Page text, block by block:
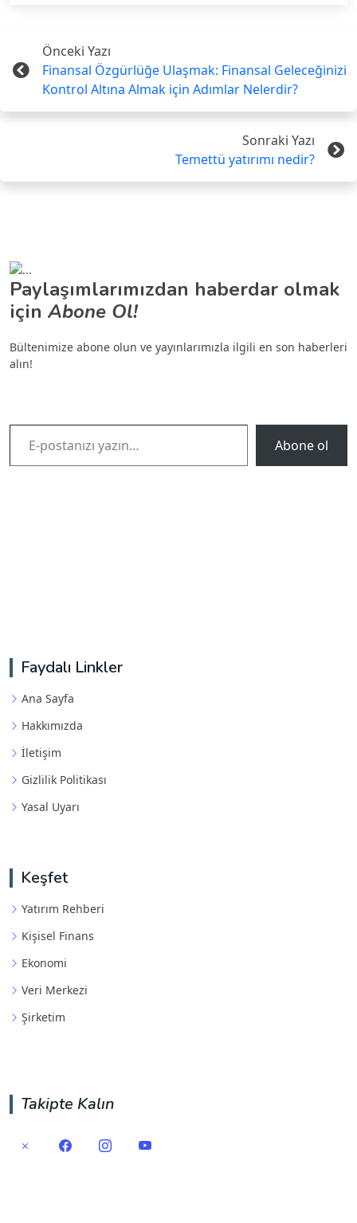
Önceki Yazı
Finansal Özgürlüğe Ulaşmak: Finansal Geleceğinizi
Kontrol Altına Almak için Adımlar Nelerdir?
Sonraki Yazı
Temettü yatırımı nedir?
Paylaşımlarımızdan haberdar olmak
için Abone Ol!
Bültenimize abone olun ve yayınlarımızla ilgili en son haberleri
alın!
E-postanızı yazın…
Abone ol
Faydalı Linkler
Ana Sayfa
Hakkımızda
İletişim
Gizlilik Politikası
Yasal Uyarı
Keşfet
Yatırım Rehberi
Kişisel Finans
Ekonomi
Veri Merkezi
Şirketim
Takipte Kalın